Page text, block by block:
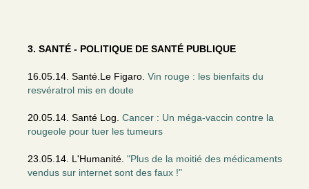
3. SANTÉ - POLITIQUE DE SANTÉ PUBLIQUE
16.05.14. Santé.Le Figaro. Vin rouge : les bienfaits du
resvératrol mis en doute
20.05.14. Santé Log. Cancer : Un méga-vaccin contre la
rougeole pour tuer les tumeurs
23.05.14. L'Humanité. "Plus de la moitié des médicaments
vendus sur internet sont des faux !"